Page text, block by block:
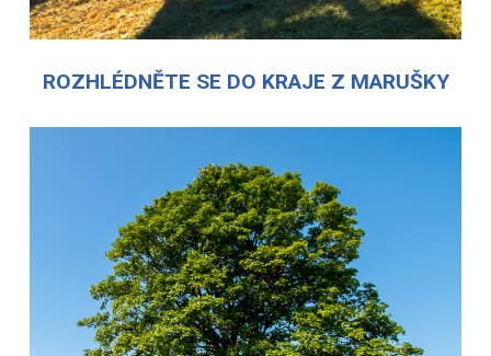
ROZHLÉDNĚTE SE DO KRAJE Z MARUŠKY